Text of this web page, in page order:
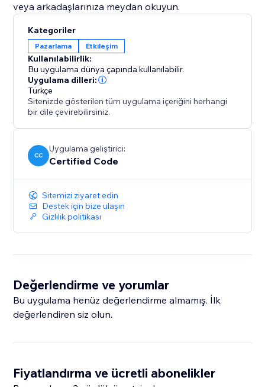
veya arkadaşlarınıza meydan okuyun.
Kategoriler
Pazarlama Etkileşim
Kullanılabilirlik:
Bu uygulama dünya çapında kullanılabilir.
Uygulama dilleri:
Türkçe
Sitenizde gösterilen tüm uygulama içeriğini herhangi
bir dile çevirebilirsiniz.
CC
Uygulama geliştirici:
Certified Code
Sitemizi ziyaret edin
Destek için bize ulaşın
Gizlilik politikası
Değerlendirme ve yorumlar
Bu uygulama henüz değerlendirme almamış. İlk
değerlendiren siz olun.
Fiyatlandırma ve ücretli abonelikler